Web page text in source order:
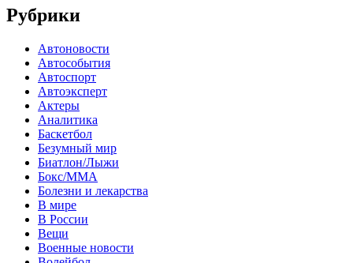
Рубрики
Автоновости
Автособытия
Автоспорт
Автоэксперт
Актеры
Аналитика
Баскетбол
Безумный мир
Биатлон/Лыжи
Бокс/MMA
Болезни и лекарства
В мире
В России
Вещи
Военные новости